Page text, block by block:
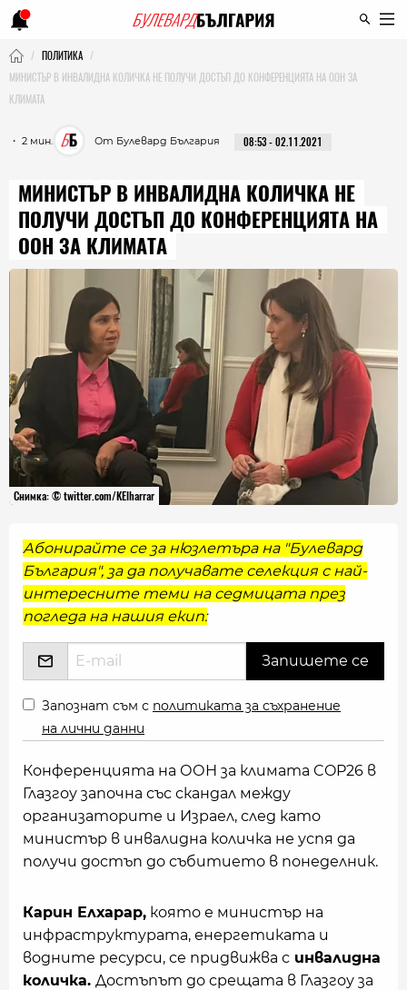
ПОЛИТИКА
МИНИСТЪР В ИНВАЛИДНА КОЛИЧКА НЕ ПОЛУЧИ ДОСТЪП ДО КОНФЕРЕНЦИЯТА НА ООН ЗА
КЛИМАТА
・ 2 мин. От Булевард България 08:53 - 02.11.2021
МИНИСТЪР В ИНВАЛИДНА КОЛИЧКА НЕ
ПОЛУЧИ ДОСТЪП ДО КОНФЕРЕНЦИЯТА НА
ООН ЗА КЛИМАТА
Снимка: © twitter.com/KElharrar
Абонирайте се за нюзлетъра на "Булевард
България", за да получавате селекция с най-
интересните теми на седмицата през
погледа на нашия екип:
Запознат съм с политиката за съхранение
на лични данни
Конференцията на ООН за климата COP26 в
Глазгоу започна със скандал между
организаторите и Израел, след като
министър в инвалидна количка не успя да
получи достъп до събитието в понеделник.
Карин Елхарар, която е министър на
инфраструктурата, енергетиката и
водните ресурси, се придвижва с инвалидна
количка. Достъпът до срещата в Глазгоу за